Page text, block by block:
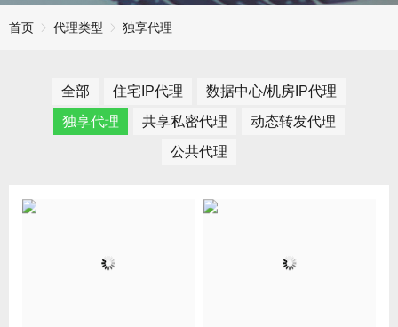
首页 代理类型 独享代理
全部 住宅IP代理
数据中心/机房IP代理
独享代理
共享私密代理
动态转发代理
公共代理